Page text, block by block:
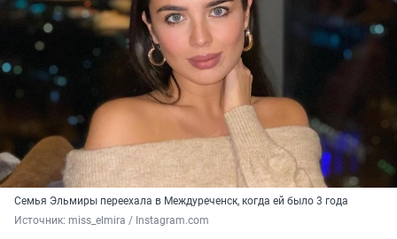
Семья Эльмиры переехала в Междуреченск, когда ей было 3 года
Источник: miss_elmira / Instagram.com